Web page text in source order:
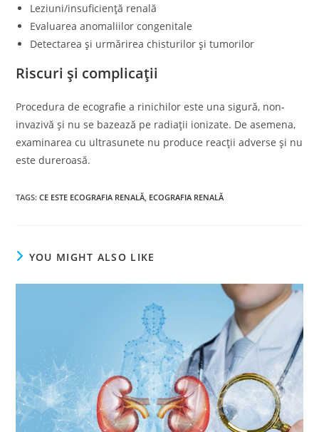
Leziuni/insuficiență renală
Evaluarea anomaliilor congenitale
Detectarea și urmărirea chisturilor și tumorilor
Riscuri și complicații
Procedura de ecografie a rinichilor este una sigură, non-
invazivă și nu se bazează pe radiații ionizate. De asemena,
examinarea cu ultrasunete nu produce reacții adverse și nu
este dureroasă.
TAGS:CE ESTE ECOGRAFIA RENALĂ, ECOGRAFIA RENALĂ
YOU MIGHT ALSO LIKE